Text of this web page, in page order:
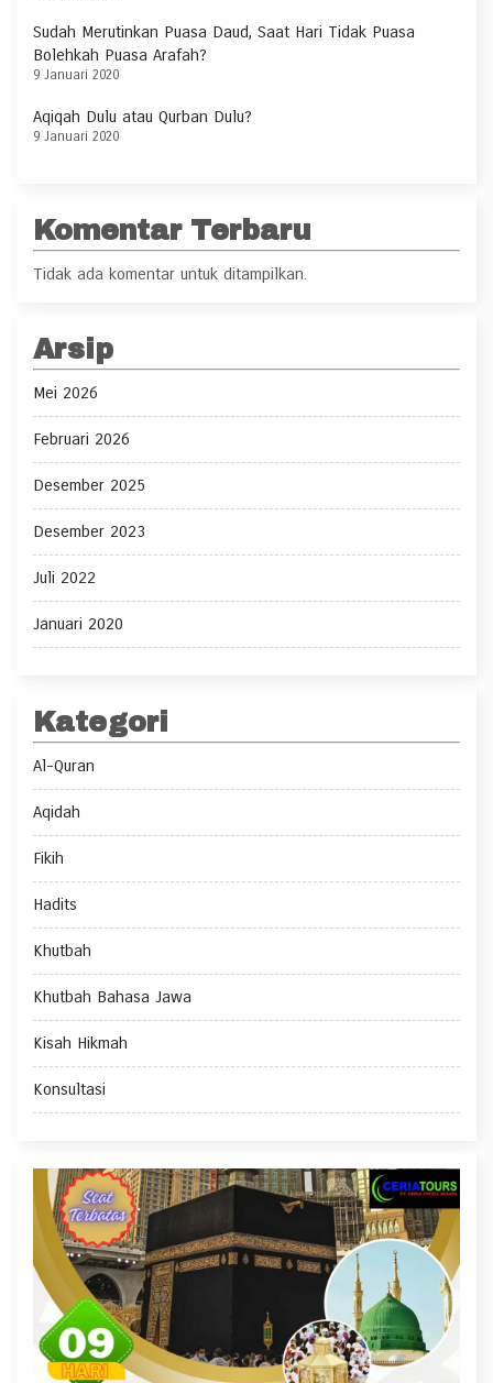
Sudah Merutinkan Puasa Daud, Saat Hari Tidak Puasa
Bolehkah Puasa Arafah?
9 Januari 2020
Aqiqah Dulu atau Qurban Dulu?
9 Januari 2020
Komentar Terbaru
Tidak ada komentar untuk ditampilkan.
Arsip
Mei 2026
Februari 2026
Desember 2025
Desember 2023
Juli 2022
Januari 2020
Kategori
Al-Quran
Aqidah
Fikih
Hadits
Khutbah
Khutbah Bahasa Jawa
Kisah Hikmah
Konsultasi